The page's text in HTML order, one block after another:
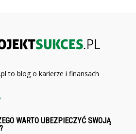
to blog o karierze i finansach
WARTO UBEZPIECZYĆ SWOJĄ